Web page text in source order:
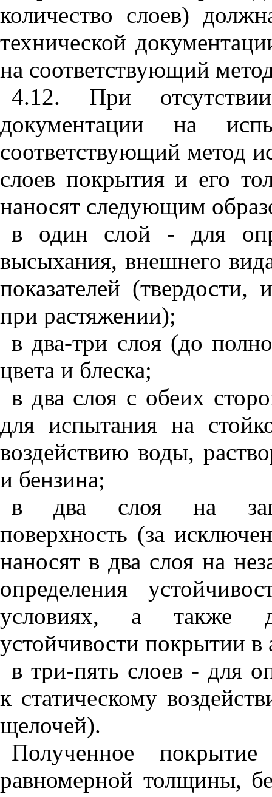
количество слоев)
технической
на соответствующий
4.12. При
документации на
соответствующий метод
слоев покрытия и его
наносят следующим
в один слой - для
высыхания, внешнего
показателей
при растяжении);
в два-три слоя (до
цвета и блеска;
в два слоя с обеих
для испытания на
воздействию воды,
и бензина;
в два слоя на
поверхность (за
наносят в два слоя на
определения
условиях, а также
устойчивости покрытии
в три-пять слоев - для
к статическому
щелочей).
Полученное
равномерной толщины,